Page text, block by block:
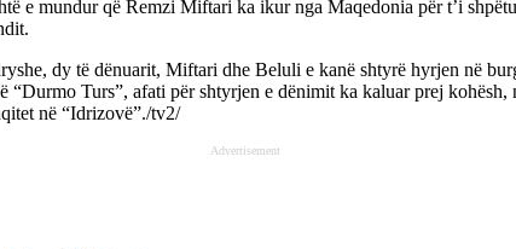
e mundur që Remzi Miftari ka ikur nga Maqedonia për t’i
dy të dënuarit, Miftari dhe Beluli e kanë shtyrë hyrjen në
Turs”, afati për shtyrjen e dënimit ka kaluar prej
në “Idrizovë”./tv2/
Advertisement